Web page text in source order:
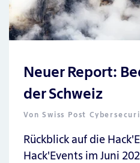
Neuer Report:
der Schweiz
VonSwiss Post
Rückblick auf die
Hack'Events im Juni